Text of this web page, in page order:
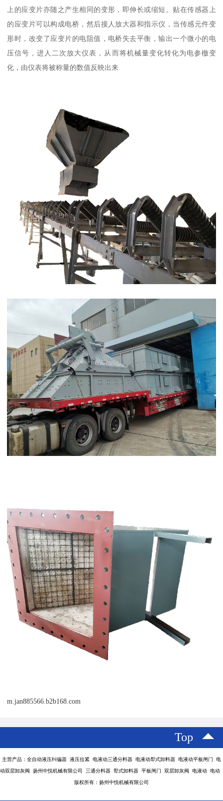
上的应变片亦随之产生相同的变形，即伸长或缩短。贴在传感器上
的应变片可以构成电桥，然后接人放大器和指示仪，当传感元件变
形时，改变了应变片的电阻值，电桥失去平衡，输出一个微小的电
压信号，进人二次放大仪表，从而将机械量变化转化为电参檄变
化，由仪表将被称量的数值反映出来
m.jan885566.b2b168.com
Top
主营产品：全自动液压纠偏器 液压拉紧 电液动三通分料器 电液动犁式卸料器 电液动平板闸门 电
动双层卸灰阀 扬州中悦机械有限公司 三通分料器 犁式卸料器 平板闸门 双层卸灰阀 电液动 电动
版权所有：扬州中悦机械有限公司